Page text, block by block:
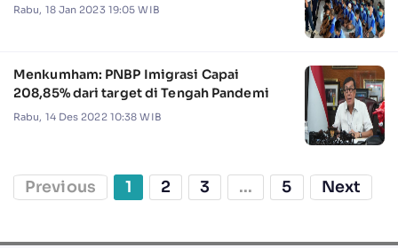
Rabu, 18 Jan 2023 19:05 WIB
Menkumham: PNBP Imigrasi Capai
208,85% dari target di Tengah Pandemi
Rabu, 14 Des 2022 10:38 WIB
Previous 1 2 3 ... 5 Next